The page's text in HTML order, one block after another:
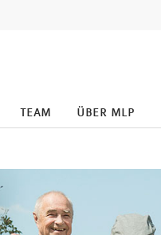
team über mlp